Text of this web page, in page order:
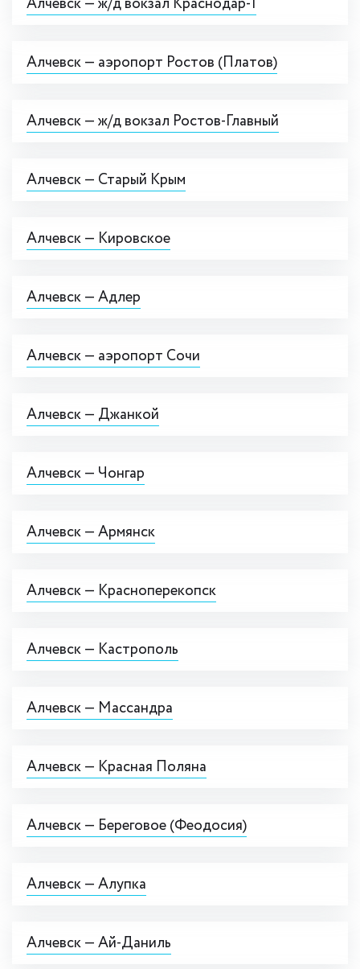
Алчевск — аэропорт Ростов (Платов)
Алчевск — ж/д вокзал Ростов-Главный
Алчевск — Старый Крым
Алчевск — Кировское
Алчевск — Адлер
Алчевск — аэропорт Сочи
Алчевск — Джанкой
Алчевск — Чонгар
Алчевск — Армянск
Алчевск — Красноперекопск
Алчевск — Кастрополь
Алчевск — Массандра
Алчевск — Красная Поляна
Алчевск — Береговое (Феодосия)
Алчевск — Алупка
Алчевск — Ай-Даниль